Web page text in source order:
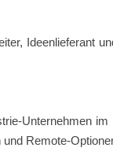
Ideenlieferant
Unternehmen im
Remote-